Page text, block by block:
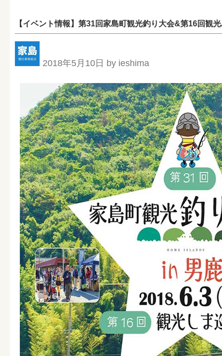
【イベント情報】第31回家島町観光釣り大会&第16回観
2018年5月10日 by ieshima